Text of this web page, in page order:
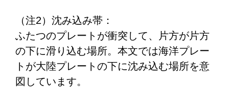
（注2）沈み込み帯：
ふたつのプレートが衝突して、片方が片方
の下に滑り込む場所。本文では海洋プレー
トが大陸プレートの下に沈み込む場所を意
図しています。